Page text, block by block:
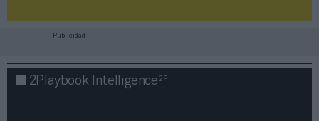
Publicidad
2Playbook Intelligence2P